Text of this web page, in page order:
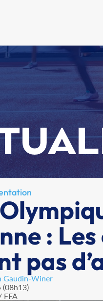
:
pas
Gaudin-Winer
(08h13)
FFA